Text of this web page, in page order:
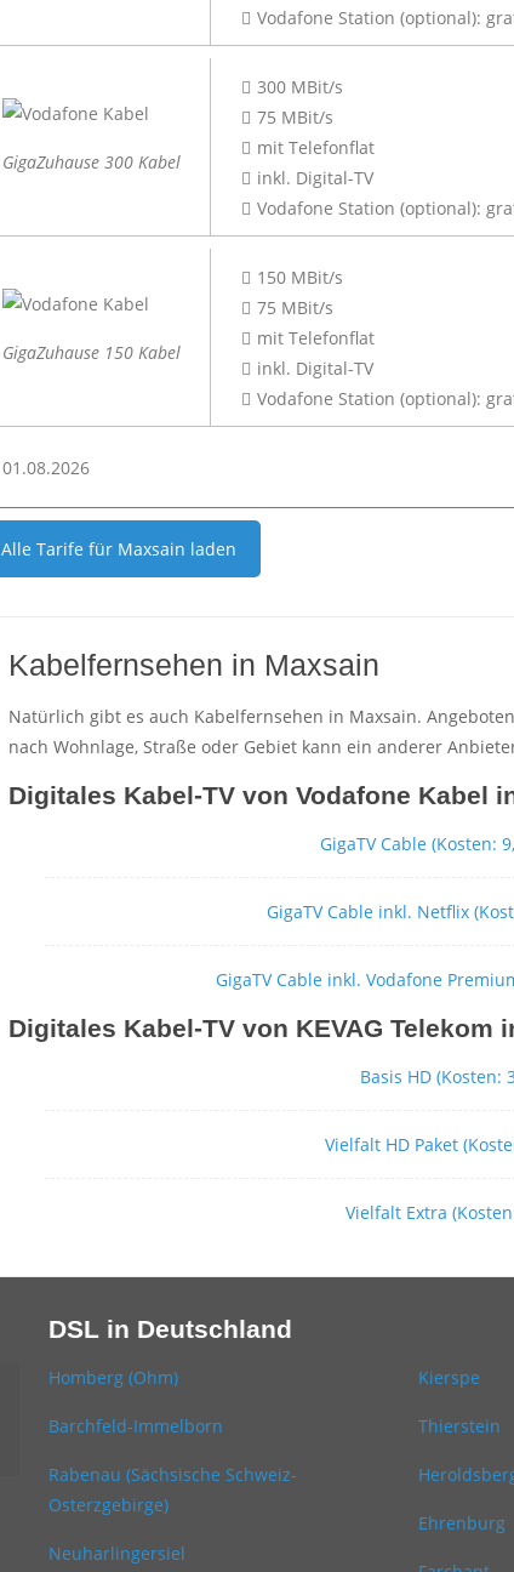
Vodafone Station (optional):
GigaZuhause 300 Kabel
300 MBit/s
75 MBit/s
mit Telefonflat
inkl. Digital-TV
Vodafone Station (optional):
GigaZuhause 150 Kabel
150 MBit/s
75 MBit/s
mit Telefonflat
inkl. Digital-TV
Vodafone Station (optional):
01.08.2026
Alle Tarife für Maxsain laden
Kabelfernsehen in Maxsain
Natürlich gibt es auch Kabelfernsehen in Maxsain.
nach Wohnlage, Straße oder Gebiet kann ein anderer
Digitales Kabel-TV von Vodafone Kabel
GigaTV Cable (Kosten:
GigaTV Cable inkl. Netflix
GigaTV Cable inkl. Vodafone
Digitales Kabel-TV von KEVAG Telekom
Basis HD (Kosten:
Vielfalt HD Paket
Vielfalt Extra
DSL in Deutschland
Homberg (Ohm)
Barchfeld-Immelborn
Rabenau (Sächsische Schweiz-
Osterzgebirge)
Neuharlingersiel
Kierspe
Thierstein
Ehrenburg